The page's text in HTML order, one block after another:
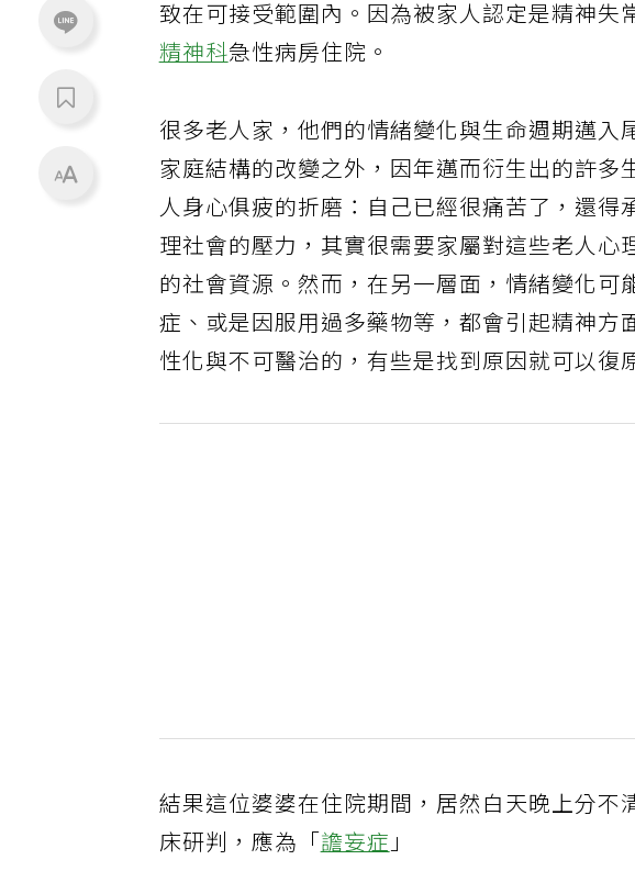
致在可接受範圍內。因為被家人認定是精神失
精神科急性病房住院。
很多老人家，他們的情緒變化與生命週期邁入
家庭結構的改變之外，因年邁而衍生出的許多
人身心俱疲的折磨：自己已經很痛苦了，還得
理社會的壓力，其實很需要家屬對這些老人心
的社會資源。然而，在另一層面，情緒變化可
症、或是因服用過多藥物等，都會引起精神方
性化與不可醫治的，有些是找到原因就可以復
結果這位婆婆在住院期間，居然白天晚上分不
床研判，應為「譫妄症」